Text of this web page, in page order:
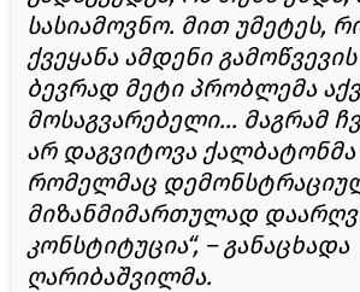
სასიამოვნო. მით უმეტეს,
ქვეყანა ამდენი
ბევრად მეტი პრობლემა
მოსაგვარებელი... მაგრამ
არ დაგვიტოვა
რომელმაც
მიზანმიმართულად
კონსტიტუცია“, – განაცხადა
ღარიბაშვილმა.